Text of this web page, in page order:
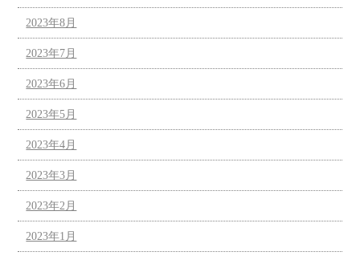
2023年8月
2023年7月
2023年6月
2023年5月
2023年4月
2023年3月
2023年2月
2023年1月